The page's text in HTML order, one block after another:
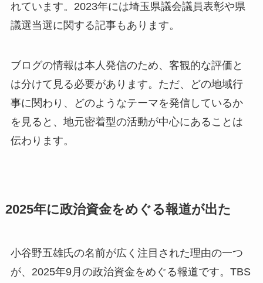
れています。2023年には埼玉県議会議員表彰や県
議選当選に関する記事もあります。
ブログの情報は本人発信のため、客観的な評価と
は分けて見る必要があります。ただ、どの地域行
事に関わり、どのようなテーマを発信しているか
を見ると、地元密着型の活動が中心にあることは
伝わります。
2025年に政治資金をめぐる報道が出た
小谷野五雄氏の名前が広く注目された理由の一つ
が、2025年9月の政治資金をめぐる報道です。TBS